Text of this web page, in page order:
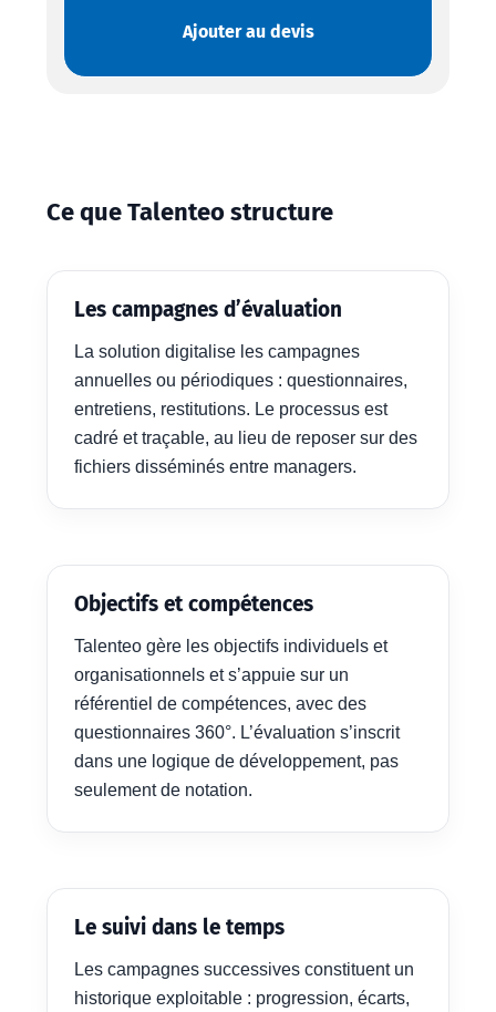
Ajouter au devis
Ce que Talenteo structure
Les campagnes d’évaluation
La solution digitalise les campagnes
annuelles ou périodiques : questionnaires,
entretiens, restitutions. Le processus est
cadré et traçable, au lieu de reposer sur des
fichiers disséminés entre managers.
Objectifs et compétences
Talenteo gère les objectifs individuels et
organisationnels et s’appuie sur un
référentiel de compétences, avec des
questionnaires 360°. L’évaluation s’inscrit
dans une logique de développement, pas
seulement de notation.
Le suivi dans le temps
Les campagnes successives constituent un
historique exploitable : progression, écarts,